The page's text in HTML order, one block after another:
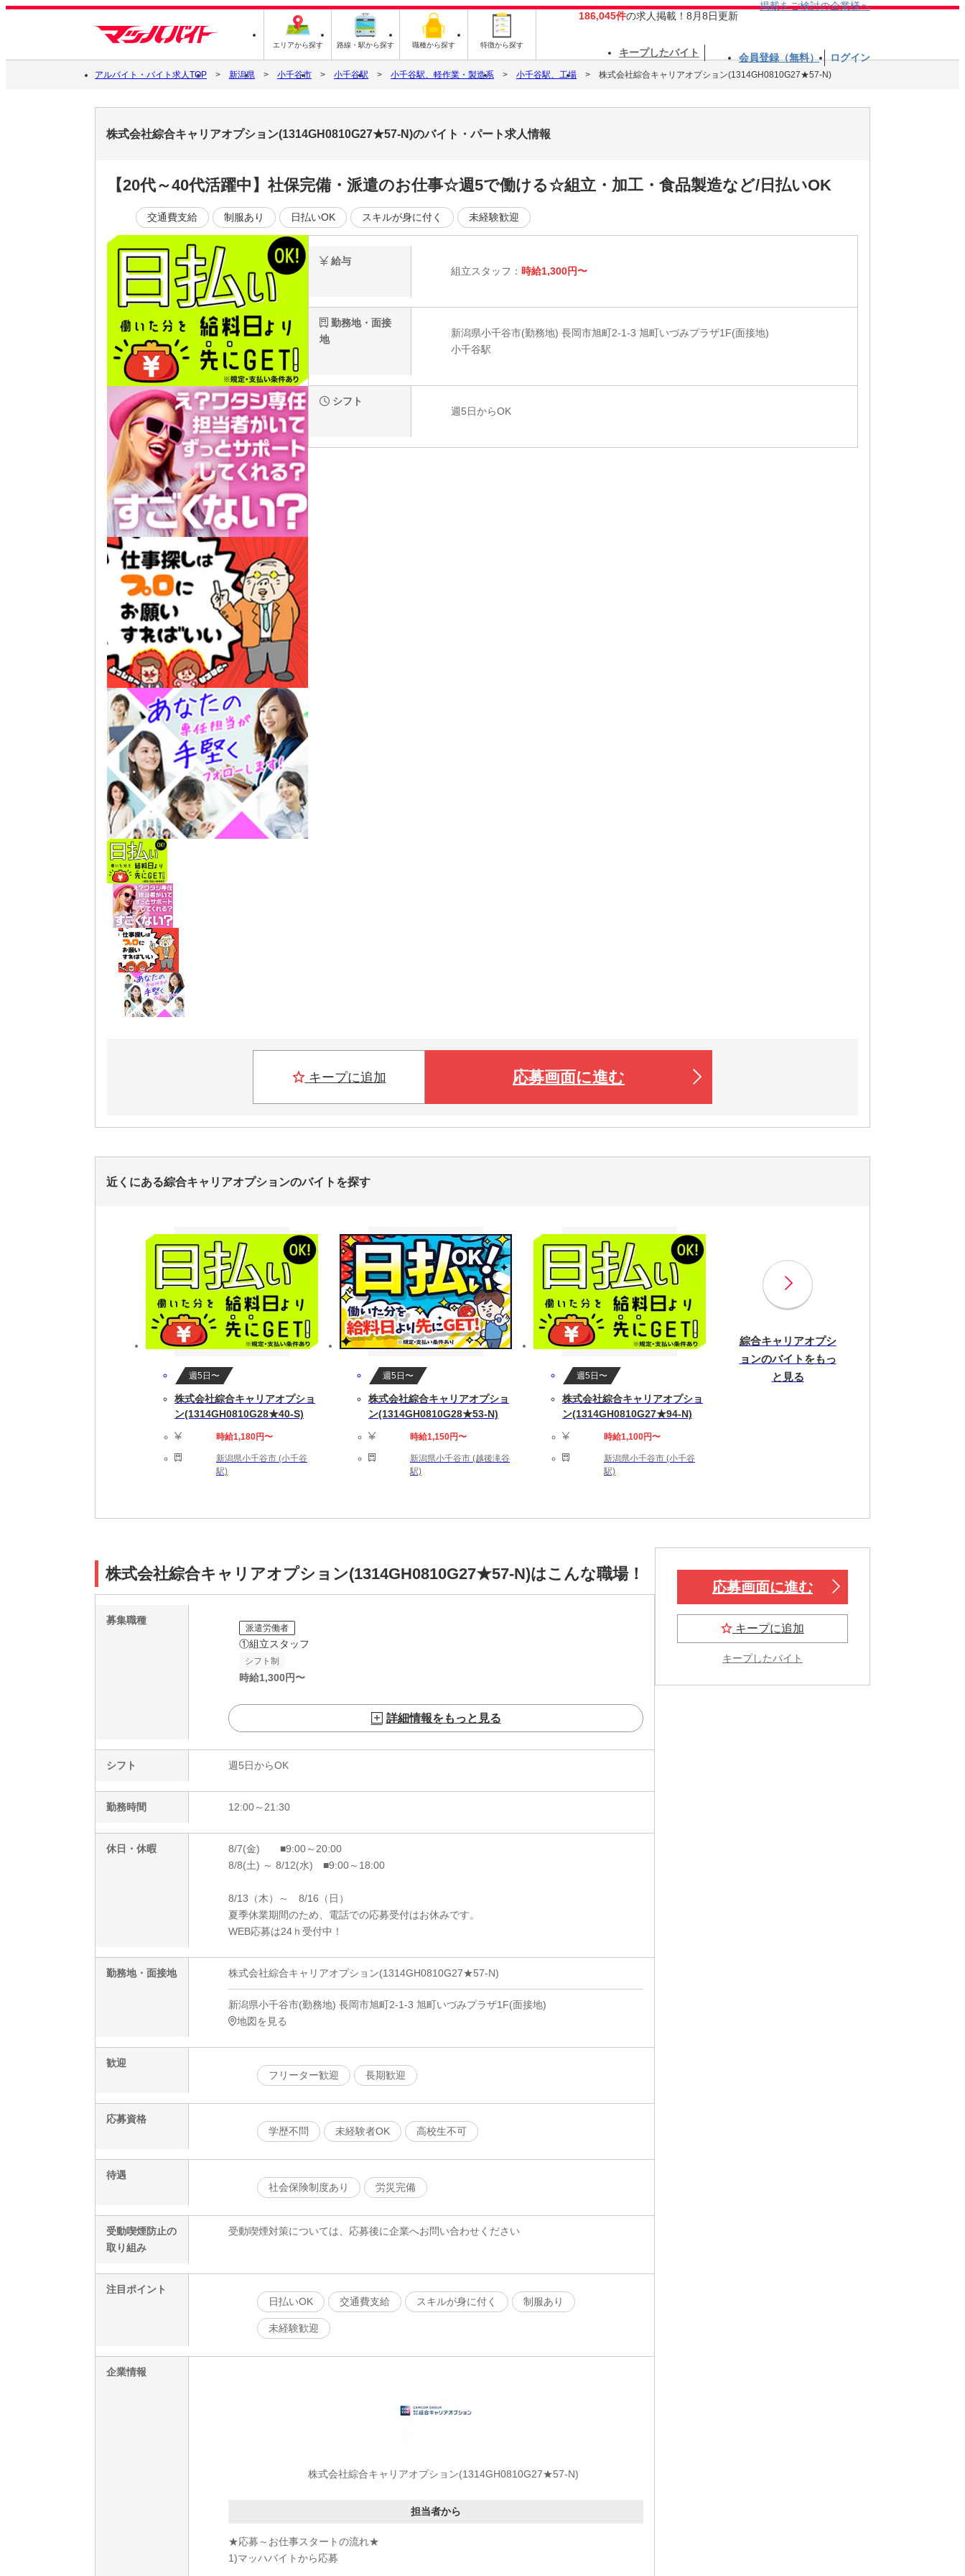
エリアから探す 路線・駅から探す 職種から探す 特徴から探す
186,045件の求人掲載！8月8日更新
掲載をご検討の企業様へ
キープしたバイト 会員登録（無料） ログイン
アルバイト・バイト求人TOP 新潟県 小千谷市 小千谷駅 小千谷駅、軽作業・製造系 小千谷駅、工場 株式会社綜合キャリアオプション(1314GH0810G27★57-N)
株式会社綜合キャリアオプション(1314GH0810G27★57-N)のバイト・パート求人情報
【20代～40代活躍中】社保完備・派遣のお仕事☆週5で働ける☆組立・加工・食品製造など/日払いOK
交通費支給 制服あり 日払いOK スキルが身に付く 未経験歓迎
給与
組立スタッフ： 時給1,300円〜
勤務地・面接
地
新潟県小千谷市(勤務地) 長岡市旭町2-1-3 旭町いづみプラザ1F(面接地)
小千谷駅
シフト
週5日からOK
キープに追加 応募画面に進む
近くにある綜合キャリアオプションのバイトを探す
週5日〜
株式会社綜合キャリアオプショ
ン(1314GH0810G28★40-S)
時給1,180円〜
新潟県小千谷市 (小千谷
駅)
週5日〜
株式会社綜合キャリアオプショ
ン(1314GH0810G28★53-N)
時給1,150円〜
新潟県小千谷市 (越後滝谷
駅)
週5日〜
株式会社綜合キャリアオプショ
ン(1314GH0810G27★94-N)
時給1,100円〜
新潟県小千谷市 (小千谷
駅)
綜合キャリアオプシ
ョンのバイトをもっ
と見る
株式会社綜合キャリアオプション(1314GH0810G27★57-N)はこんな職場！
募集職種
派遣労働者
①組立スタッフ
シフト制
時給1,300円〜
詳細情報をもっと見る
シフト 週5日からOK
勤務時間 12:00～21:30
休日・休暇
8/7(金) ■9:00～20:00
8/8(土) ～ 8/12(水) ■9:00～18:00
8/13（木）～ 8/16（日）
夏季休業期間のため、電話での応募受付はお休みです。
WEB応募は24ｈ受付中！
勤務地・面接地 株式会社綜合キャリアオプション(1314GH0810G27★57-N)
新潟県小千谷市(勤務地) 長岡市旭町2-1-3 旭町いづみプラザ1F(面接地)
地図を見る
歓迎
フリーター歓迎
長期歓迎
応募資格
学歴不問
未経験者OK 高校生不可
待遇
社会保険制度あり
労災完備
受動喫煙防止の
取り組み
受動喫煙対策については、応募後に企業へお問い合わせください
注目ポイント
日払いOK
交通費支給 スキルが身に付く 制服あり
未経験歓迎
企業情報
株式会社綜合キャリアオプション(1314GH0810G27★57-N)
担当者から
★応募～お仕事スタートの流れ★
1)マッハバイトから応募
応募画面に進む
キープに追加
キープしたバイト